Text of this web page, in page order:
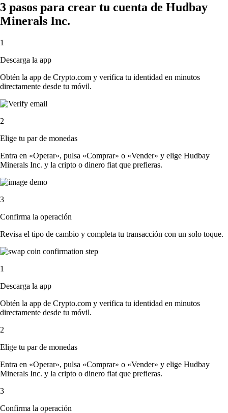
3 pasos para crear tu cuenta de Hudbay
Minerals Inc.
1
Descarga la app
Obtén la app de Crypto.com y verifica tu identidad en minutos
directamente desde tu móvil.
2
Elige tu par de monedas
Entra en «Operar», pulsa «Comprar» o «Vender» y elige Hudbay
Minerals Inc. y la cripto o dinero fiat que prefieras.
3
Confirma la operación
Revisa el tipo de cambio y completa tu transacción con un solo toque.
1
Descarga la app
Obtén la app de Crypto.com y verifica tu identidad en minutos
directamente desde tu móvil.
2
Elige tu par de monedas
Entra en «Operar», pulsa «Comprar» o «Vender» y elige Hudbay
Minerals Inc. y la cripto o dinero fiat que prefieras.
3
Confirma la operación